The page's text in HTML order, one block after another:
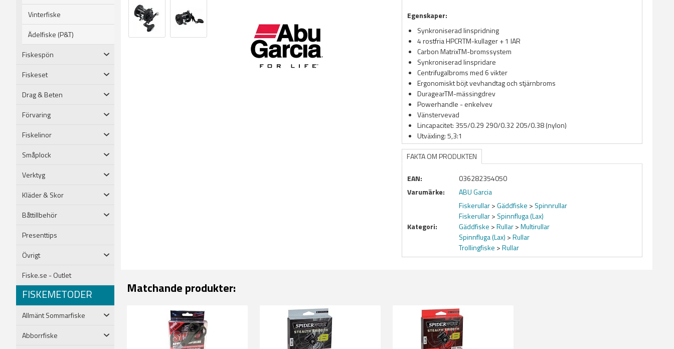
Vinterfiske
Ädelfiske (P&T)
Fiskespön
Fiskeset
Drag & Beten
Förvaring
Fiskelinor
Småplock
Verktyg
Kläder & Skor
Båttillbehör
Presenttips
Övrigt
Fiske.se - Outlet
FISKEMETODER
Allmänt Sommarfiske
Abborrfiske
Egenskaper:
Synkroniserad linspridning
4 rostfria HPCRTM-kullager + 1 IAR
Carbon MatrixTM-bromssystem
Synkroniserad linspridare
Centrifugalbroms med 6 vikter
Ergonomiskt böjt vevhandtag och stjärnbroms
DuragearTM-mässingdrev
Powerhandle - enkelvev
Vänstervevad
Lincapacitet: 355/0.29 290/0.32 205/0.38 (nylon)
Utväxling: 5,3:1
FAKTA OM PRODUKTEN
EAN:
036282354050
Varumärke:
ABU Garcia
Kategori:
Fiskerullar>Gäddfiske > Spinnrullar
Fiskerullar> Spinnfluga (Lax)
Gäddfiske >Rullar>Multirullar
Spinnfluga (Lax) >Rullar
Trollingfiske >Rullar
Matchande produkter: